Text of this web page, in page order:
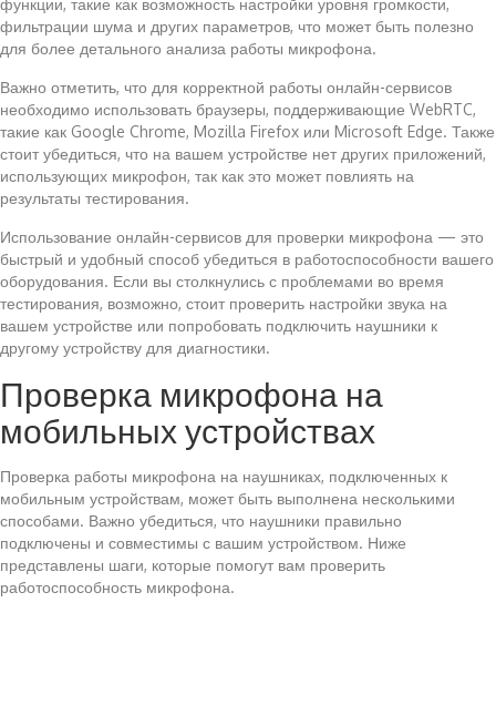
функции, такие как возможность настройки уровня громкости,
фильтрации шума и других параметров, что может быть полезно
для более детального анализа работы микрофона.
Важно отметить, что для корректной работы онлайн-сервисов
необходимо использовать браузеры, поддерживающие WebRTC,
такие как Google Chrome, Mozilla Firefox или Microsoft Edge. Также
стоит убедиться, что на вашем устройстве нет других приложений,
использующих микрофон, так как это может повлиять на
результаты тестирования.
Использование онлайн-сервисов для проверки микрофона — это
быстрый и удобный способ убедиться в работоспособности вашего
оборудования. Если вы столкнулись с проблемами во время
тестирования, возможно, стоит проверить настройки звука на
вашем устройстве или попробовать подключить наушники к
другому устройству для диагностики.
Проверка микрофона на
мобильных устройствах
Проверка работы микрофона на наушниках, подключенных к
мобильным устройствам, может быть выполнена несколькими
способами. Важно убедиться, что наушники правильно
подключены и совместимы с вашим устройством. Ниже
представлены шаги, которые помогут вам проверить
работоспособность микрофона.